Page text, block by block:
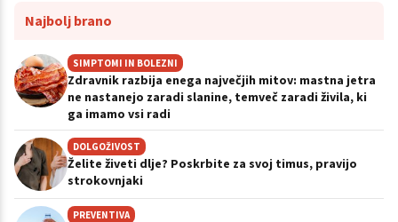
Najbolj brano
SIMPTOMI IN BOLEZNI
Zdravnik razbija enega največjih mitov: mastna jetra
ne nastanejo zaradi slanine, temveč zaradi živila, ki
ga imamo vsi radi
DOLGOŽIVOST
Želite živeti dlje? Poskrbite za svoj timus, pravijo
strokovnjaki
PREVENTIVA